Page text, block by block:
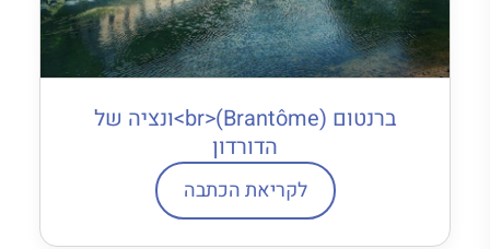
ברנטום (Brantôme)<br>ונציה של
הדורדון
לקריאת הכתבה